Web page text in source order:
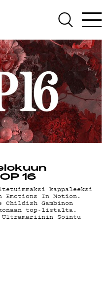
16
kappaleeksi
In Motion.
Gambinon
top-listalta.
Ultramariinin Sointu